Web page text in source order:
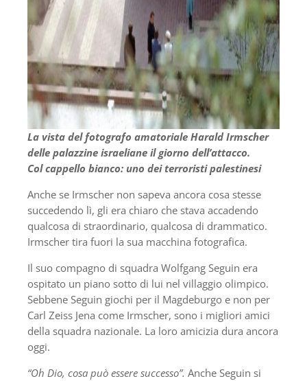
La vista del fotografo amatoriale Harald Irmscher
delle palazzine israeliane il giorno dell’attacco.
Col cappello bianco: uno dei terroristi palestinesi
Anche se Irmscher non sapeva ancora cosa stesse
succedendo lì, gli era chiaro che stava accadendo
qualcosa di straordinario, qualcosa di drammatico.
Irmscher tira fuori la sua macchina fotografica.
Il suo compagno di squadra Wolfgang Seguin era
ospitato un piano sotto di lui nel villaggio olimpico.
Sebbene Seguin giochi per il Magdeburgo e non per
Carl Zeiss Jena come Irmscher, sono i migliori amici
della squadra nazionale. La loro amicizia dura ancora
oggi.
“Oh Dio, cosa può essere successo”. Anche Seguin si